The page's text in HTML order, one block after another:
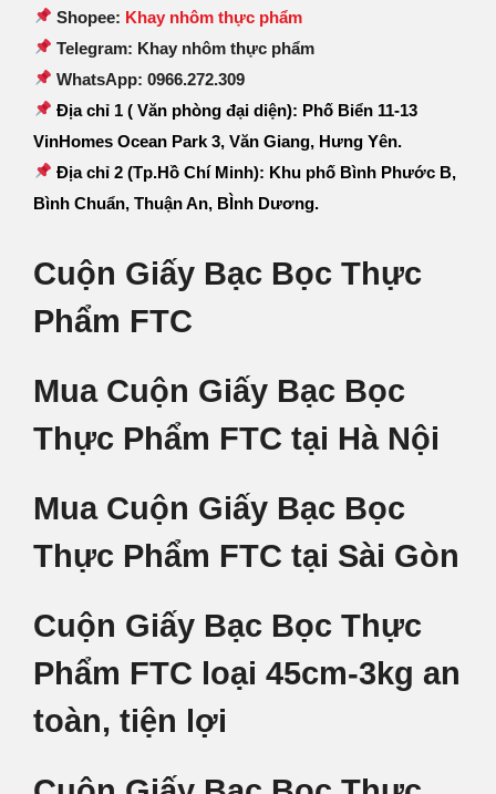
Shopee: Khay nhôm thực phẩm
Telegram: Khay nhôm thực phẩm
WhatsApp: 0966.272.309
Địa chỉ 1 ( Văn phòng đại diện): Phố Biển 11-13
VinHomes Ocean Park 3, Văn Giang, Hưng Yên.
Địa chỉ 2 (Tp.Hồ Chí Minh): Khu phố Bình Phước B,
Bình Chuẩn, Thuận An, BÌnh Dương.
Cuộn Giấy Bạc Bọc Thực
Phẩm FTC
Mua Cuộn Giấy Bạc Bọc
Thực Phẩm FTC tại Hà Nội
Mua Cuộn Giấy Bạc Bọc
Thực Phẩm FTC tại Sài Gòn
Cuộn Giấy Bạc Bọc Thực
Phẩm FTC loại 45cm-3kg an
toàn, tiện lợi